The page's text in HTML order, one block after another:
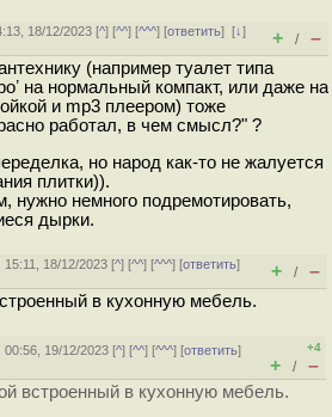
18/12/2023 [^] [^^] [^^^] [ответить][↓]
+ / –
(например туалет типа
на нормальный компакт, или даже на
и mp3 плеером) тоже
работал, в чем смысл?" ?
но народ как-то не жалуется
плитки)).
нужно немного подремотировать,
дырки.
15:11, 18/12/2023 [^] [^^] [^^^] [ответить]
+ / –
в кухонную мебель.
00:56, 19/12/2023 [^] [^^] [^^^] [ответить]
+4
+ / –
встроенный в кухонную мебель.